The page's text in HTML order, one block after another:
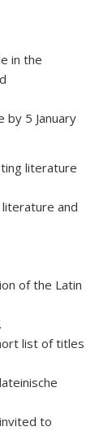
in the
by 5 January
literature
and
of the Latin
list of titles
to